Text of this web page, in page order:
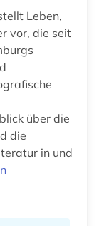
Leben,
vor, die seit
über die
die
in und